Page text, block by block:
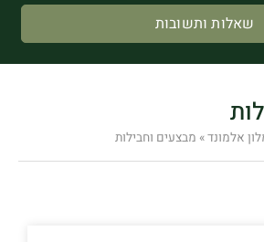
שאלות ותשובות
אלמונד» מבצעים וחבילות